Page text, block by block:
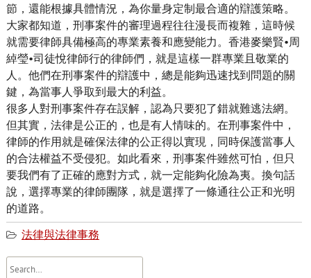
節，還能根據具體情況，為你量身定制最合適的辯護策略。
大家都知道，刑事案件的審理過程往往漫長而複雜，這時候
就需要律師具備極高的專業素養和應變能力。香港麥樂賢•周
綽瑩•司徒悅律師行的律師們，就是這樣一群專業且敬業的
人。他們在刑事案件的辯護中，總是能夠迅速找到問題的關
鍵，為當事人爭取到最大的利益。
很多人對刑事案件存在誤解，認為只要犯了錯就難逃法網。
但其實，法律是公正的，也是有人情味的。在刑事案件中，
律師的作用就是確保法律的公正得以實現，同時保護當事人
的合法權益不受侵犯。如此看來，刑事案件雖然可怕，但只
要我們有了正確的應對方式，就一定能夠化險為夷。換句話
說，選擇專業的律師團隊，就是選擇了一條通往公正和光明
的道路。
法律與法律事務